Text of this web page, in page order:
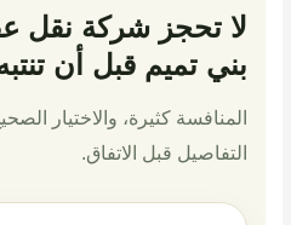
لا تحجز شركة
بني تميم قبل أن
المنافسة كثيرة، والاختيار
التفاصيل قبل الاتفاق.